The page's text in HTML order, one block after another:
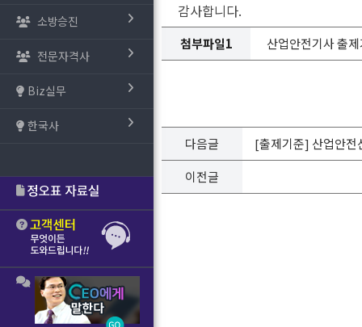
소방승진
전문자격사
Biz실무
한국사
감사합니다.
첨부파일1 산업안전기사 출
다음글
[출제기준] 산업안전
이전글